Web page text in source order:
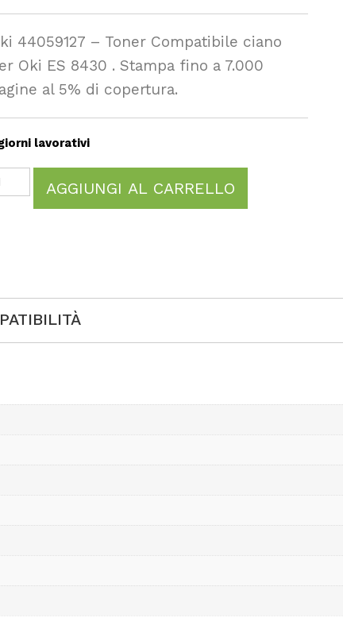
44059127 – Toner Compatibile ciano
Oki ES 8430 . Stampa fino a 7.000
al 5% di copertura.
lavorativi
AGGIUNGI AL CARRELLO